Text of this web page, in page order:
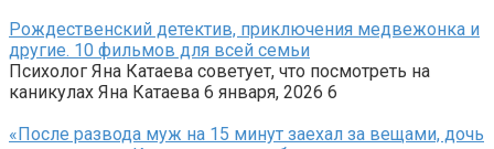
Рождественский детектив, приключения медвежонка и
другие. 10 фильмов для всей семьи
Психолог Яна Катаева советует, что посмотреть на
каникулах Яна Катаева 6 января, 2026 6
«После развода муж на 15 минут заехал за вещами, дочь